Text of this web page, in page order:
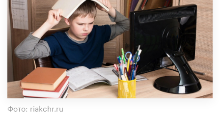
Фото: riakchr.ru